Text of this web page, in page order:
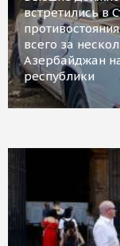
встретились в
всего за
Азербайджан
республики